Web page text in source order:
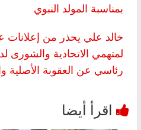
بمناسبة المولد النبوي
خالد علي يحذر من
لمتهمي الاتحادية والشورى
رئاسي عن العقوبة الأصلية